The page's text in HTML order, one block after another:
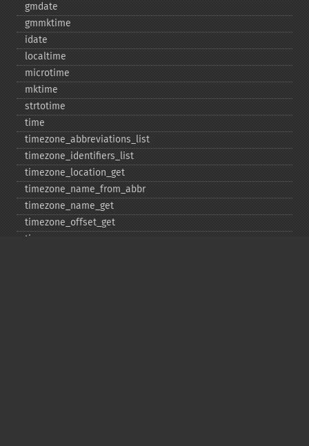
gmdate
gmmktime
idate
localtime
microtime
mktime
strtotime
time
timezone_​abbreviations_​list
timezone_​identifiers_​list
timezone_​location_​get
timezone_​name_​from_​abbr
timezone_​name_​get
timezone_​offset_​get
timezone_​open